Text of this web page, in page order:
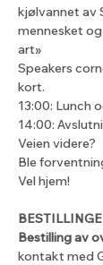
kjølvannet av
mennesket
art»
Speakers
kort.
13:00: Lunch
14:00:
Veien videre?
Ble
Vel hjem!
Bestilling av
kontakt med